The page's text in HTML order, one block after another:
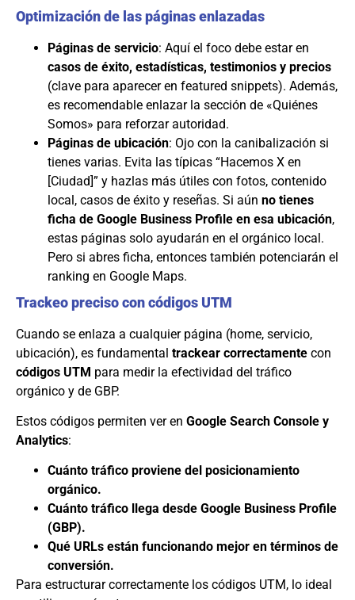
Optimización de las páginas enlazadas
Páginas de servicio: Aquí el foco debe estar en
casos de éxito, estadísticas, testimonios y precios
(clave para aparecer en featured snippets). Además,
es recomendable enlazar la sección de «Quiénes
Somos» para reforzar autoridad.
Páginas de ubicación: Ojo con la canibalización si
tienes varias. Evita las típicas “Hacemos X en
[Ciudad]” y hazlas más útiles con fotos, contenido
local, casos de éxito y reseñas. Si aún no tienes
ficha de Google Business Profile en esa ubicación,
estas páginas solo ayudarán en el orgánico local.
Pero si abres ficha, entonces también potenciarán el
ranking en Google Maps.
Trackeo preciso con códigos UTM
Cuando se enlaza a cualquier página (home, servicio,
ubicación), es fundamental trackear correctamente con
códigos UTM para medir la efectividad del tráfico
orgánico y de GBP.
Estos códigos permiten ver en Google Search Console y
Analytics:
Cuánto tráfico proviene del posicionamiento
orgánico.
Cuánto tráfico llega desde Google Business Profile
(GBP).
Qué URLs están funcionando mejor en términos de
conversión.
Para estructurar correctamente los códigos UTM, lo ideal